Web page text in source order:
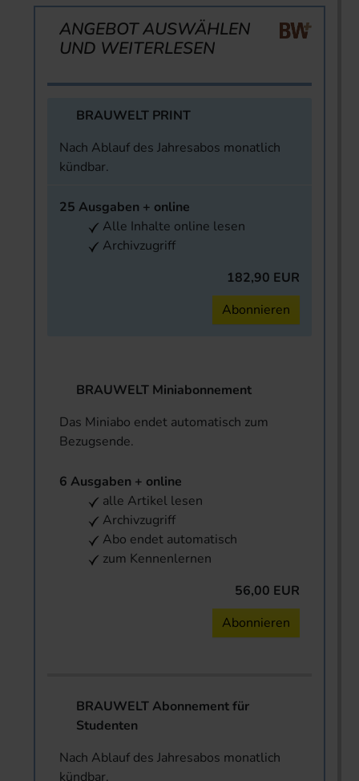
ANGEBOT AUSWÄHLEN
UND WEITERLESEN
BRAUWELT PRINT
Nach Ablauf des Jahresabos monatlich
kündbar.
25 Ausgaben + online
Alle Inhalte online lesen
Archivzugriff
182,90 EUR
Abonnieren
BRAUWELT Miniabonnement
Das Miniabo endet automatisch zum
Bezugsende.
6 Ausgaben + online
alle Artikel lesen
Archivzugriff
Abo endet automatisch
zum Kennenlernen
56,00 EUR
Abonnieren
BRAUWELT Abonnement für
Studenten
Nach Ablauf des Jahresabos monatlich
kündbar.